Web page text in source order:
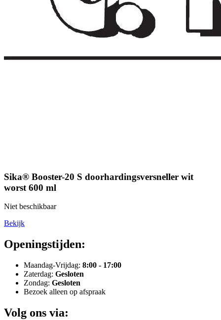
Sika® Booster-20 S doorhardingsversneller wit
worst 600 ml
Niet beschikbaar
Bekijk
Openingstijden:
Maandag-Vrijdag: 8:00 - 17:00
Zaterdag: Gesloten
Zondag: Gesloten
Bezoek alleen op afspraak
Volg ons via: